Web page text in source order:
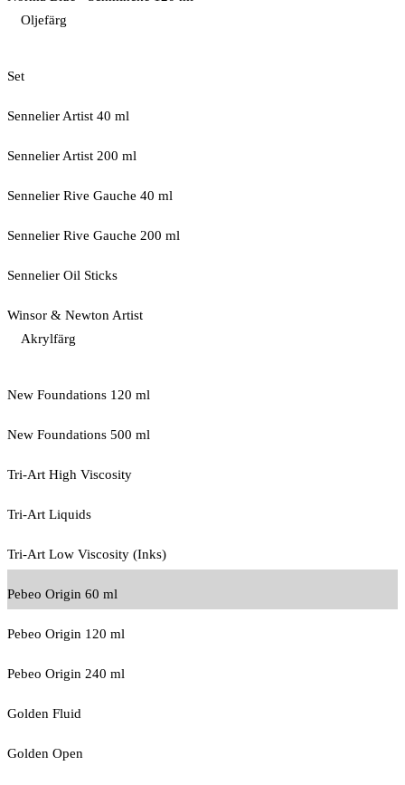
Oljefärg
Set
Sennelier Artist 40 ml
Sennelier Artist 200 ml
Sennelier Rive Gauche 40 ml
Sennelier Rive Gauche 200 ml
Sennelier Oil Sticks
Winsor & Newton Artist
Akrylfärg
New Foundations 120 ml
New Foundations 500 ml
Tri-Art High Viscosity
Tri-Art Liquids
Tri-Art Low Viscosity (Inks)
Pebeo Origin 60 ml
Pebeo Origin 120 ml
Pebeo Origin 240 ml
Golden Fluid
Golden Open